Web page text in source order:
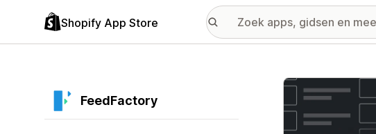
Shopify App Store
FeedFactory
Galerij met